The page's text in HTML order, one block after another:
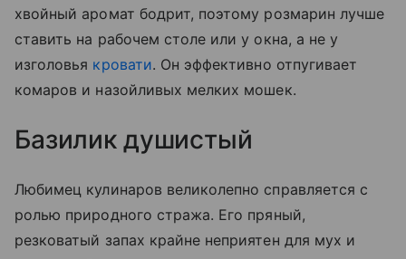
хвойный аромат бодрит, поэтому розмарин лучше
ставить на рабочем столе или у окна, а не у
изголовья кровати. Он эффективно отпугивает
комаров и назойливых мелких мошек.
Базилик душистый
Любимец кулинаров великолепно справляется с
ролью природного стража. Его пряный,
резковатый запах крайне неприятен для мух и